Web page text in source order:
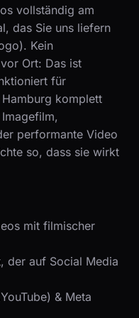
vollständig am
das Sie uns liefern
Kein
Ort: Das ist
für
komplett
performante Video
so, dass sie wirkt
mit filmischer
der auf Social Media
& Meta